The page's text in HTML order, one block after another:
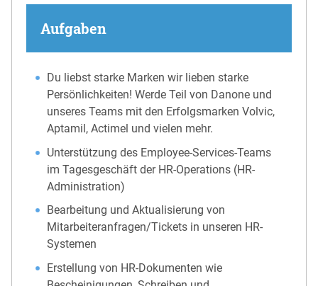
Aufgaben
Du liebst starke Marken wir lieben starke
Persönlichkeiten! Werde Teil von Danone und
unseres Teams mit den Erfolgsmarken Volvic,
Aptamil, Actimel und vielen mehr.
Unterstützung des Employee-Services-Teams
im Tagesgeschäft der HR-Operations (HR-
Administration)
Bearbeitung und Aktualisierung von
Mitarbeiteranfragen/Tickets in unseren HR-
Systemen
Erstellung von HR-Dokumenten wie